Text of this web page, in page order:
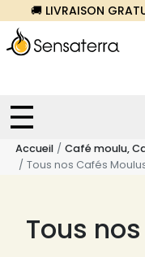
🚚 LIVRAISON
Accueil
Café moulu,
Tous nos Cafés
Tous